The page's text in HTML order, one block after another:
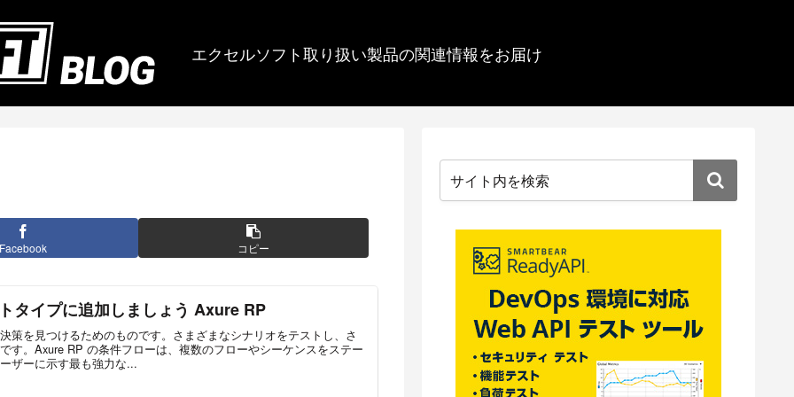
エクセルソフト取り扱い製品の関連情報をお届け
Facebook コピー
タイプに追加しましょう Axure RP
策を見つけるためのものです。さまざまなシナリオをテストし、さ
す。Axure RP の条件フローは、複数のフローやシーケンスをステー
ザーに示す最も強力な...